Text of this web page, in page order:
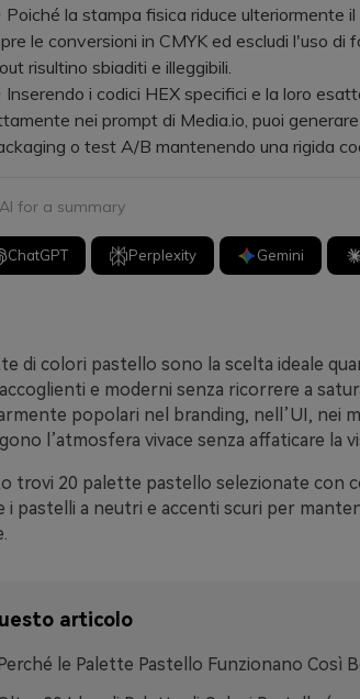
la stampa fisica riduce ulteriormente
le conversioni in CMYK ed escludi l'uso
risultino sbiaditi e illeggibili.
i codici HEX specifici e la loro
nei prompt di Media.io, puoi
o test A/B mantenendo una rigida
for a summary
ChatGPT Perplexity Gemini
di colori pastello sono la scelta ideale
e moderni senza ricorrere a
popolari nel branding, nell’UI, nei
l’atmosfera vivace senza affaticare la
trovi 20 palette pastello selezionate con
i pastelli a neutri e accenti scuri per
articolo
le Palette Pastello Funzionano Così